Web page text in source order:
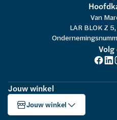
Van
LAR BLOK Z
Volg
Jouw winkel
Jouw winkel